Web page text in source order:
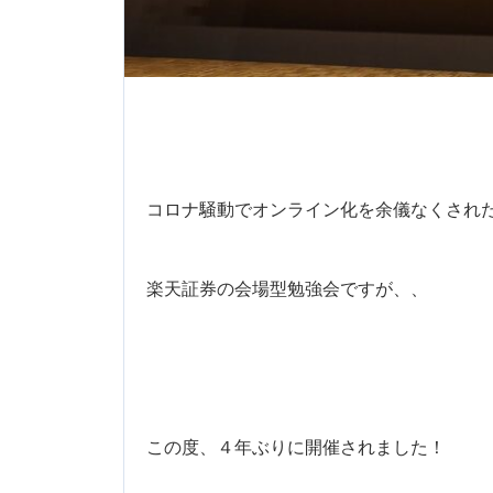
コロナ騒動でオンライン化を余儀なくされ
楽天証券の会場型勉強会ですが、、
この度、４年ぶりに開催されました！